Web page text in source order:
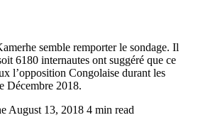
semble remporter le sondage. Il
6180 internautes ont suggéré que ce
l’opposition Congolaise durant les
Décembre 2018.
August 13, 2018 4 min read